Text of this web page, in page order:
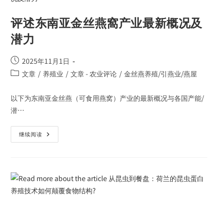
评述东南亚金丝燕窩产业最新概况及
潜力
2025年11月1日
文章 / 养殖业 / 文章 - 农业评论 / 金丝燕养殖/引燕业/燕屋
以下为东南亚金丝燕（可食用燕窝）产业的最新概况与各国产能/
潜…
继续阅读